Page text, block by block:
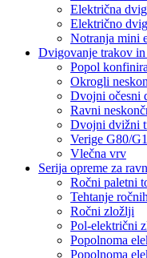
Električna
Električno
Notranja mini
Dvigovanje trakov
Popol
Okrogli
Dvojni očesni
Ravni
Dvojni dvižni
Verige G80/
Vlečna vrv
Serija opreme za
Ročni paletni
Tehtanje
Ročni zložlji
Pol-električni
Popolnoma
Popolnoma